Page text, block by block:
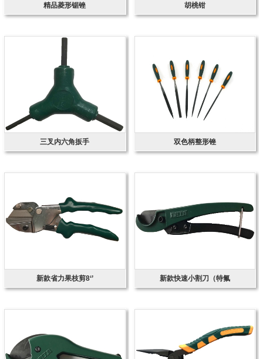
精品菱形锯锉 胡桃钳
三叉内六角扳手 双色柄整形锉
新款省力果枝剪8‘’ 新款快速小割刀（特氟